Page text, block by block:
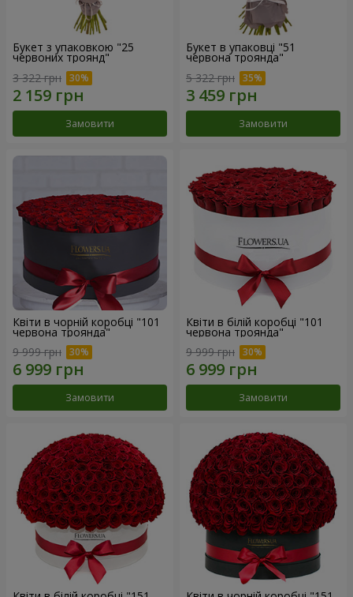
Букет з упаковкою "25
червоних троянд"
3 322 грн
Замовити
Букет в упаковці "51
червона троянда"
5 322 грн
Замовити
Квіти в чорній коробці "101
червона троянда"
9 999 грн
Замовити
Квіти в білій коробці "101
червона троянда"
9 999 грн
Замовити